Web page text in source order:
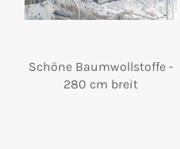
Schöne Baumwollstoffe -
280 cm breit